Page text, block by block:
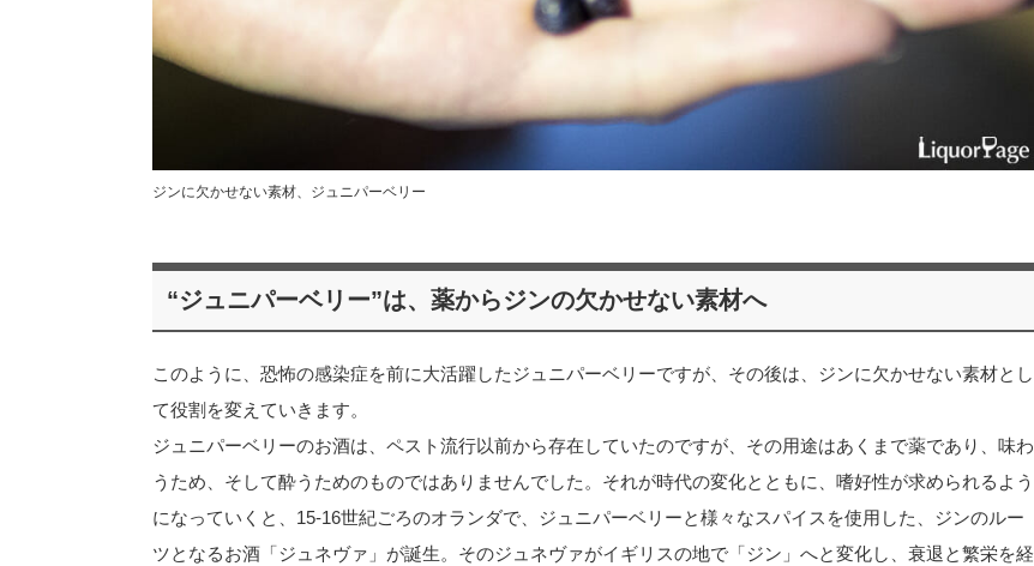
ジンに欠かせない素材、ジュニパーベリー
“ジュニパーベリー”は、薬からジンの欠かせない素材へ
このように、恐怖の感染症を前に大活躍したジュニパーベリーですが、その後は、ジンに欠かせない素材とし
て役割を変えていきます。
ジュニパーベリーのお酒は、ペスト流行以前から存在していたのですが、その用途はあくまで薬であり、味わ
うため、そして酔うためのものではありませんでした。それが時代の変化とともに、嗜好性が求められるよう
になっていくと、15-16世紀ごろのオランダで、ジュニパーベリーと様々なスパイスを使用した、ジンのルー
ツとなるお酒「ジュネヴァ」が誕生。そのジュネヴァがイギリスの地で「ジン」へと変化し、衰退と繁栄を経